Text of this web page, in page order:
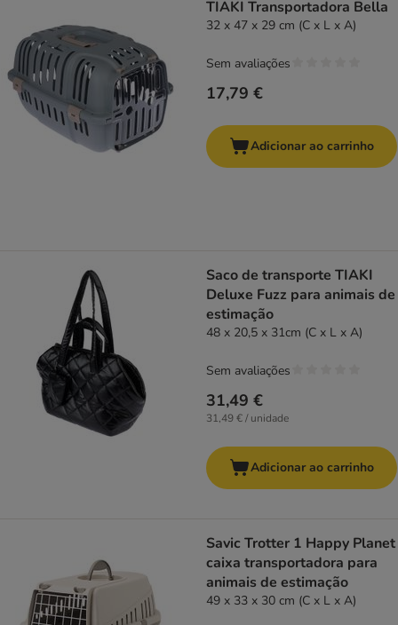
TIAKI Transportadora Bella
32 x 47 x 29 cm (C x L x A)
17,79 €
Sem avaliações
Adicionar ao carrinho
Saco de transporte TIAKI
Deluxe Fuzz para animais de
estimação
48 x 20,5 x 31cm (C x L x A)
31,49 €
31,49 € / unidade
Sem avaliações
Adicionar ao carrinho
Savic Trotter 1 Happy Planet
caixa transportadora para
animais de estimação
49 x 33 x 30 cm (C x L x A)